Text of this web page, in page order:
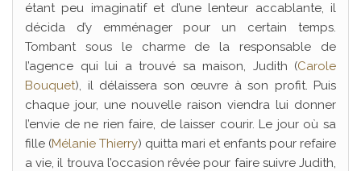
étant peu imaginatif et d’une lenteur accablante, il
décida d’y emménager pour un certain temps.
Tombant sous le charme de la responsable de
l’agence qui lui a trouvé sa maison, Judith (Carole
Bouquet), il délaissera son œuvre à son profit. Puis
chaque jour, une nouvelle raison viendra lui donner
l’envie de ne rien faire, de laisser courir. Le jour où sa
fille (Mélanie Thierry) quitta mari et enfants pour refaire
a vie, il trouva l’occasion rêvée pour faire suivre Judith,